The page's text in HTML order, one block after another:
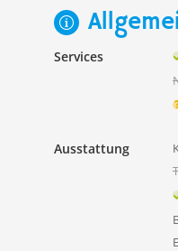
Services
Ausstattung